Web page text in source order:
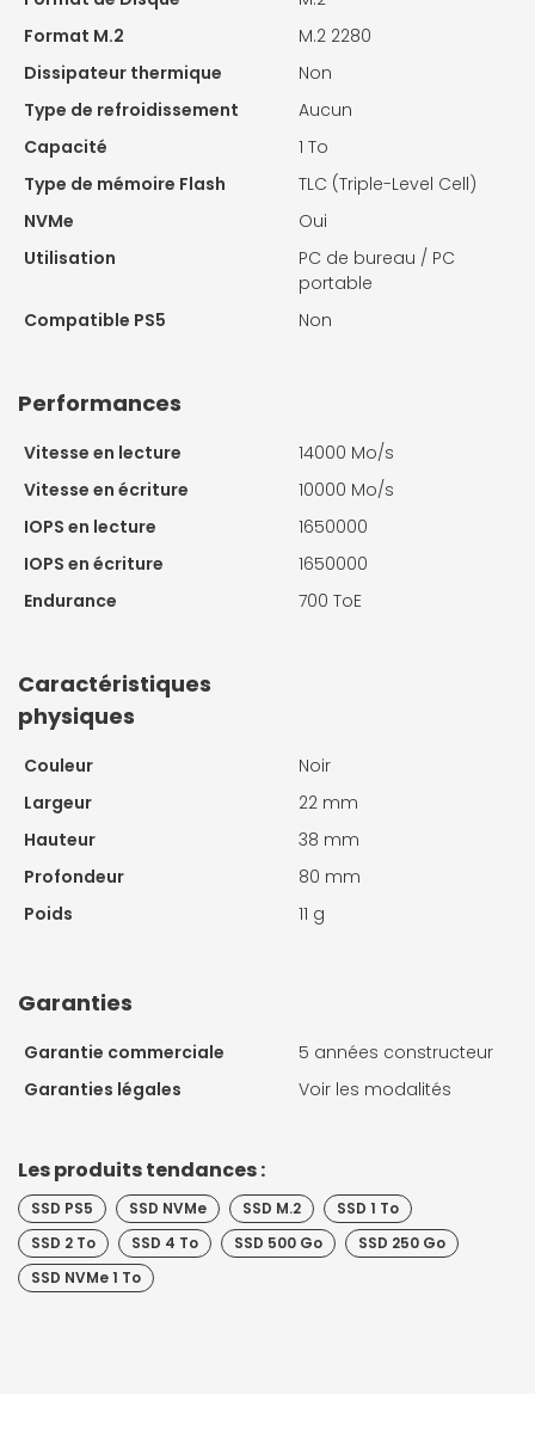
Format M.2
M.2 2280
Dissipateur thermique
Non
Type de refroidissement
Aucun
Capacité
1 To
Type de mémoire Flash
TLC (Triple-Level Cell)
NVMe
Oui
Utilisation
PC de bureau / PC
portable
Compatible PS5
Non
Performances
Vitesse en lecture
14000 Mo/s
Vitesse en écriture
10000 Mo/s
IOPS en lecture
1650000
IOPS en écriture
1650000
Endurance
700 ToE
Caractéristiques
physiques
Couleur
Noir
Largeur
22 mm
Hauteur
38 mm
Profondeur
80 mm
Poids
11 g
Garanties
Garantie commerciale
5 années constructeur
Garanties légales
Voir les modalités
Les produits tendances :
SSD PS5 SSD NVMe SSD M.2
SSD 1 To
SSD 2 To
SSD 4 To SSD 500 Go
SSD 250 Go
SSD NVMe 1 To